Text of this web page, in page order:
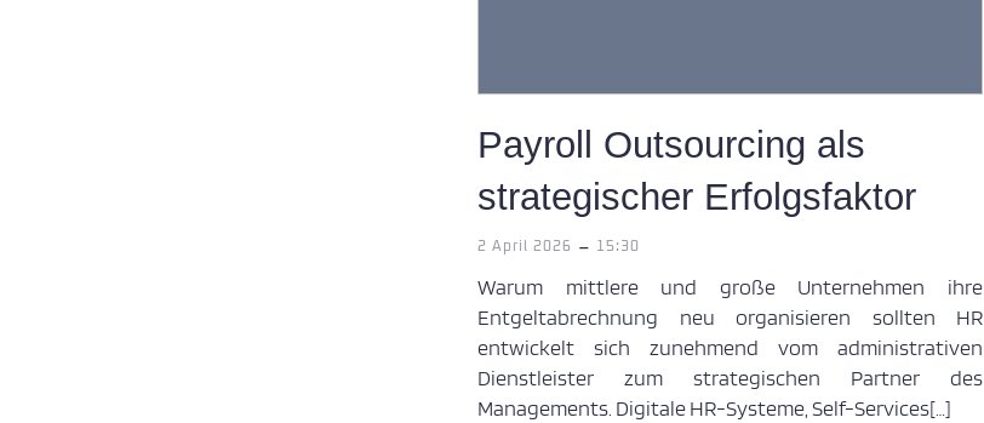
Payroll Outsourcing als
strategischer Erfolgsfaktor
2 April 2026 - 15:30
Warum mittlere und große Unternehmen ihre
Entgeltabrechnung neu organisieren sollten HR
entwickelt sich zunehmend vom administrativen
Dienstleister zum strategischen Partner des
Managements. Digitale HR-Systeme, Self-Services[…]